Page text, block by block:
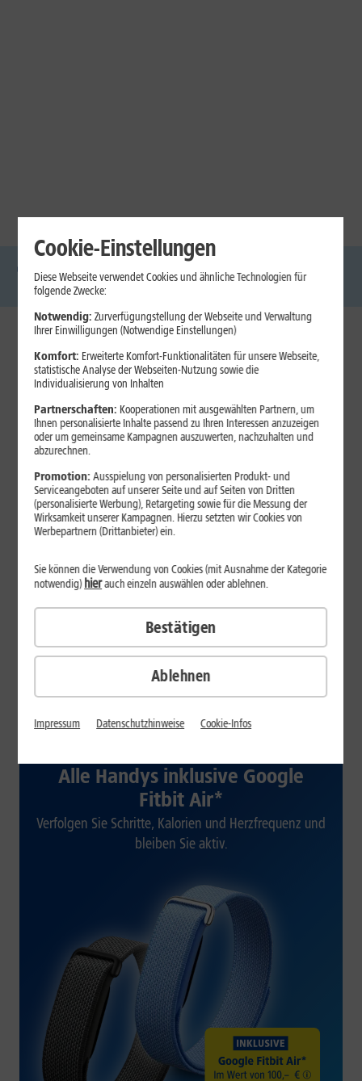
Glasfaser Internet Handys
Mobilfunk-
Laptops
1&1 Internet
Jetzt unterbrechungsfrei ins sehr gute Netz wechseln.
Ohne doppelte Kosten.*
ab 29,99
€/Monat*
Verfügbarkeit prüfen
Alle Handys inklusive Google
Fitbit Air*
Verfolgen Sie Schritte, Kalorien und Herzfrequenz und
bleiben Sie aktiv.
Cookie-Einstellungen
Diese Webseite verwendet Cookies und ähnliche Technologien für
folgende Zwecke:
Notwendig: Zurverfügungstellung der Webseite und Verwaltung
Ihrer Einwilligungen (Notwendige Einstellungen)
Komfort: Erweiterte Komfort-Funktionalitäten für unsere Webseite,
statistische Analyse der Webseiten-Nutzung sowie die
Individualisierung von Inhalten
Partnerschaften: Kooperationen mit ausgewählten Partnern, um
Ihnen personalisierte Inhalte passend zu Ihren Interessen anzuzeigen
oder um gemeinsame Kampagnen auszuwerten, nachzuhalten und
abzurechnen.
Promotion:Ausspielung von personalisierten Produkt- und
Serviceangeboten auf unserer Seite und auf Seiten von Dritten
(personalisierte Werbung), Retargeting sowie für die Messung der
Wirksamkeit unserer Kampagnen. Hierzu setzten wir Cookies von
Werbepartnern (Drittanbieter) ein.
Ablehnen
Sie können die Verwendung von Cookies (mit Ausnahme der Kategorie
notwendig)hierauch einzeln auswählen oder ablehnen.
Bestätigen
Impressum Datenschutzhinweise Cookie-Infos